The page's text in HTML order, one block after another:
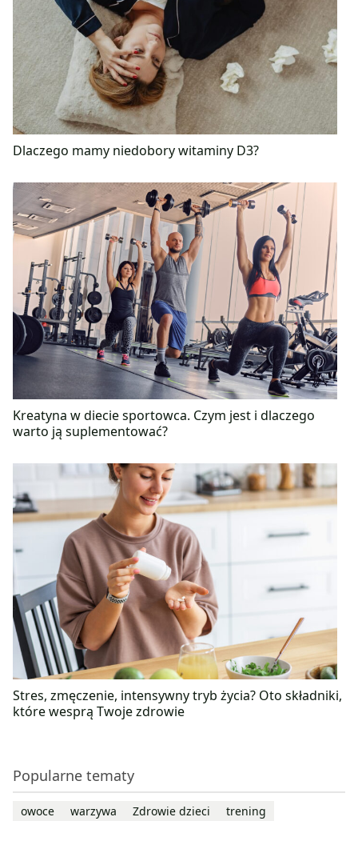
Dlaczego mamy niedobory witaminy D3?
Kreatyna w diecie sportowca. Czym jest i dlaczego
warto ją suplementować?
Stres, zmęczenie, intensywny tryb życia? Oto składniki,
które wesprą Twoje zdrowie
Popularne tematy
owoce warzywa Zdrowie dzieci trening